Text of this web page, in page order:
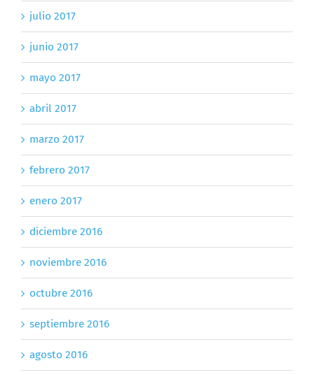
julio 2017
junio 2017
mayo 2017
abril 2017
marzo 2017
febrero 2017
enero 2017
diciembre 2016
noviembre 2016
octubre 2016
septiembre 2016
agosto 2016